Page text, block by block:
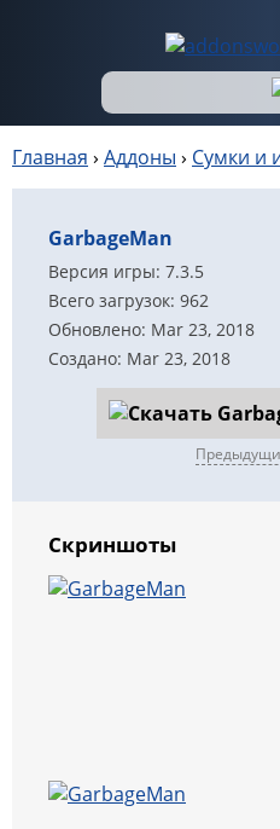
Главная › Аддоны › Сумки и
GarbageMan
Версия игры: 7.3.5
Всего загрузок: 962
Обновлено: Mar 23, 2018
Создано: Mar 23, 2018
Скриншоты